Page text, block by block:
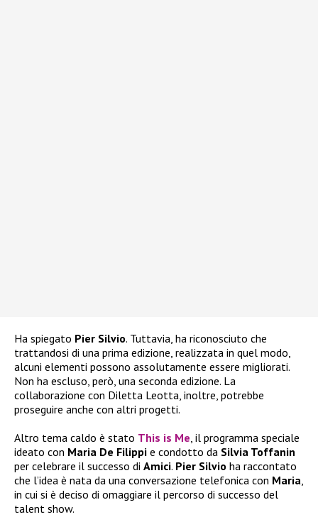
Ha spiegato Pier Silvio. Tuttavia, ha riconosciuto che
trattandosi di una prima edizione, realizzata in quel modo,
alcuni elementi possono assolutamente essere migliorati.
Non ha escluso, però, una seconda edizione. La
collaborazione con Diletta Leotta, inoltre, potrebbe
proseguire anche con altri progetti.
Altro tema caldo è stato This is Me, il programma speciale
ideato con Maria De Filippi e condotto da Silvia Toffanin
per celebrare il successo di Amici. Pier Silvio ha raccontato
che l’idea è nata da una conversazione telefonica con Maria,
in cui si è deciso di omaggiare il percorso di successo del
talent show.